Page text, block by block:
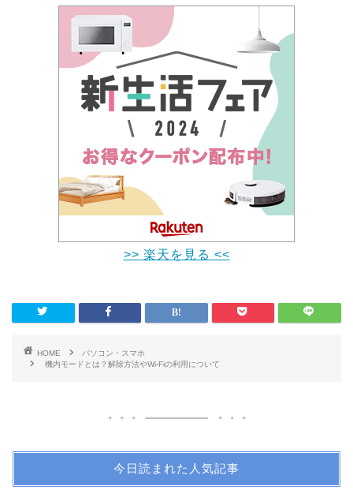
>> 楽天を見る <<
HOME
パソコン・スマホ
機内モードとは？解除方法やWi-Fiの利用について
今日読まれた人気記事